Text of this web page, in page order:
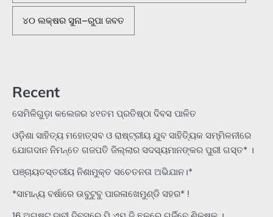
୪୦ ଲକ୍ଷର ସୁନା–ରୁପା ଜବତ
Recent
ସେମିଳିଗୁଡ଼ା କଲେଜର ୪୧ତମ ପ୍ରତିଷ୍ଠା ଦିବସ ପାଳିତ
ଓଡ଼ିଶା ସାହିତ୍ୟ ମହୋତ୍ସବ ଓ ରାଷ୍ଟ୍ରୀୟ ଯୁବ ସାହିତ୍ୟିକ ସମ୍ମିଳନୀରେ
ଯୋଗଦାନ ନିମନ୍ତେ ଗଜପତି ଜିଲ୍ଲାର ସଦସ୍ୟମାନଙ୍କର ପୁରୀ ଗସ୍ତ* ।
ପଞ୍ଚାୟତସ୍ତରୀୟ ନିଶାମୁକ୍ତ ସଚେତନତା ଅଭିଯାନ।*
*ସାମାନ୍ୟ ବର୍ଷାରେ ଉବୁଟୁବୁ ପାରଳାଖେମୁଣ୍ଡି ସହର* !